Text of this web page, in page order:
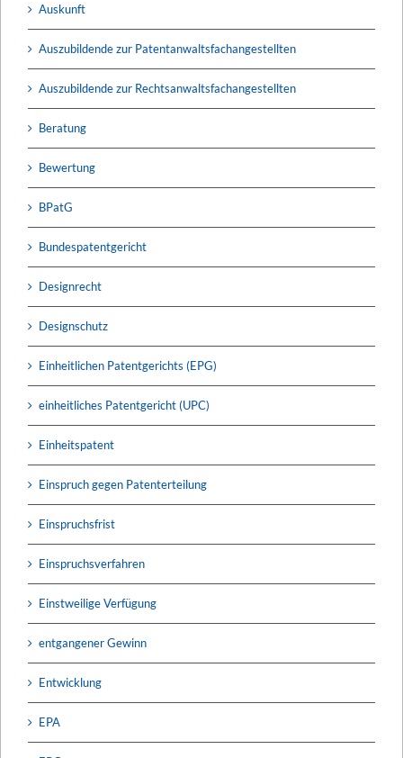
Auskunft
Auszubildende zur Patentanwaltsfachangestellten
Auszubildende zur Rechtsanwaltsfachangestellten
Beratung
Bewertung
BPatG
Bundespatentgericht
Designrecht
Designschutz
Einheitlichen Patentgerichts (EPG)
einheitliches Patentgericht (UPC)
Einheitspatent
Einspruch gegen Patenterteilung
Einspruchsfrist
Einspruchsverfahren
Einstweilige Verfügung
entgangener Gewinn
Entwicklung
EPA